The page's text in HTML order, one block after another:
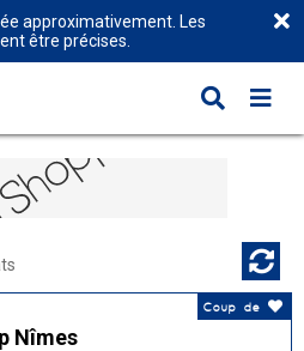
approximativement. Les
être précises.
Coup de
Nîmes